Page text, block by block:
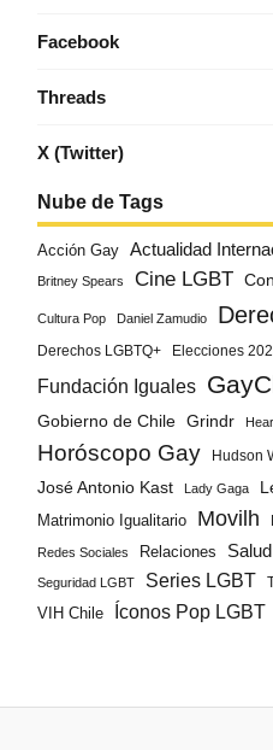
Facebook
Threads
X (Twitter)
Nube de Tags
Acción Gay Actualidad
Britney Spears Cine LGBT
Cultura Pop Daniel Zamudio
Derechos LGBTQ+ Elecciones
Fundación Iguales
Gobierno de Chile Grindr
Horóscopo Gay Hudson
José Antonio Kast Lady Gaga
Matrimonio Igualitario Movilh
Redes Sociales Relaciones Salud
Seguridad LGBT Series LGBT
VIH Chile
Íconos Pop LGBT